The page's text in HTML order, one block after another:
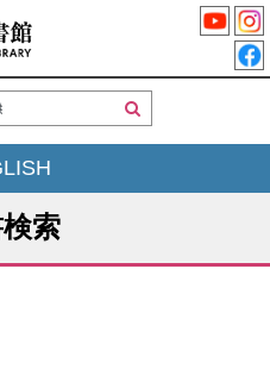
索
索